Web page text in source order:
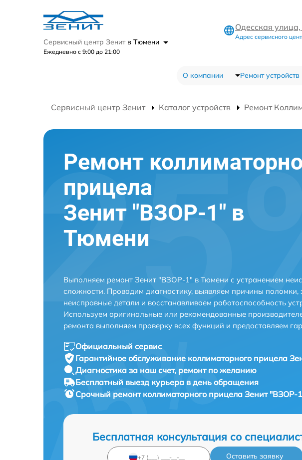
Сервисный центр Зенит в Тюмени
Ежедневно с 9:00 до 21:00
Одесская
Адрес сервисного
О компании Ремонт устройств
Сервисный центр Зенит Каталог устройств Ремонт
Ремонт
прицела
Зенит "ВЗОР-1" в
Тюмени
Выполняем ремонт Зенит "ВЗОР-1" в Тюмени с устранением
сложности. Проводим диагностику, выявляем причины поломки,
неисправные детали и восстанавливаем работоспособность
Используем оригинальные или рекомендованные
ремонта выполняем проверку всех функций и предоставляем
Официальный сервис
Гарантийное обслуживание коллиматорного прицела
Диагностика за наш счет, ремонт по желанию
Бесплатный выезд курьера в день обращения
Срочный ремонт коллиматорного прицела Зенит "ВЗОР-
Бесплатная консультация со
Оставить заявку